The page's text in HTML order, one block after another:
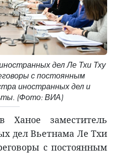
дел Ле Тхи Тху
с постоянным
иностранных дел и
(Фото: ВИА)
заместитель
дел Вьетнама Ле Тхи
с постоянным